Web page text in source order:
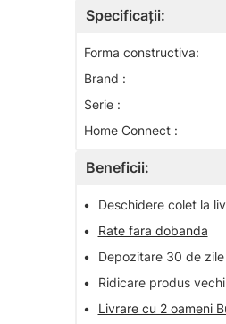
Specificații:
Forma constructiva:
Brand :
Serie :
Home Connect :
Beneficii:
•
Deschidere colet la
•
Rate fara dobanda
•
Depozitare 30 de zile
•
Ridicare produs
•
Livrare cu 2 oameni